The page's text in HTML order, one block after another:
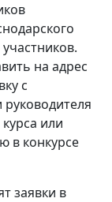
на адрес
с
или
в конкурсе
заявки в